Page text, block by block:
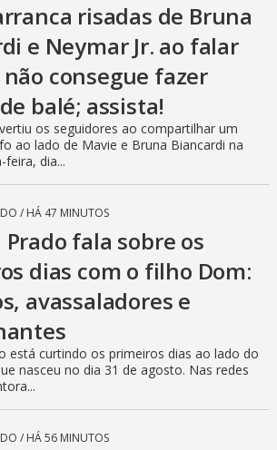
risadas de Bruna
e Neymar Jr. ao falar
consegue fazer
balé; assista!
os seguidores ao compartilhar um
ao lado de Mavie e Bruna Biancardi na
dia...
/ HÁ 47 MINUTOS
Prado fala sobre os
dias com o filho Dom:
avassaladores e
está curtindo os primeiros dias ao lado do
nasceu no dia 31 de agosto. Nas redes
/ HÁ 56 MINUTOS